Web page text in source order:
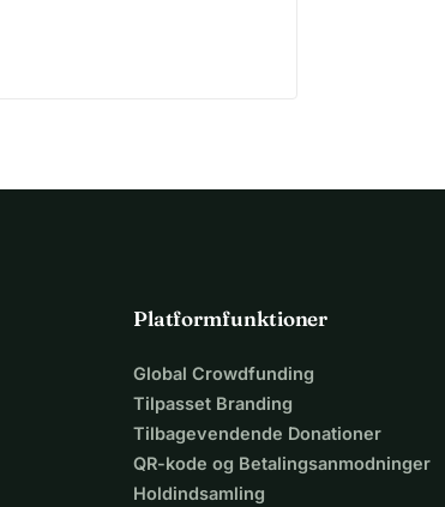
Platformfunktioner
Global Crowdfunding
Tilpasset Branding
Tilbagevendende Donationer
QR-kode og Betalingsanmodninger
Holdindsamling